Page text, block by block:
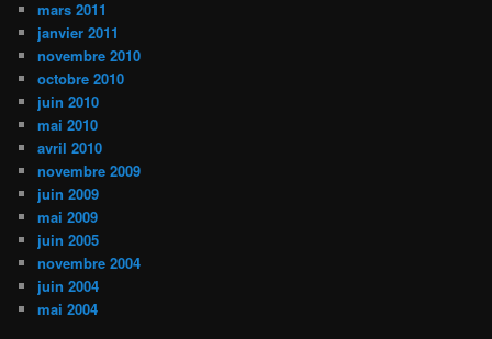
mars 2011
janvier 2011
novembre 2010
octobre 2010
juin 2010
mai 2010
avril 2010
novembre 2009
juin 2009
mai 2009
juin 2005
novembre 2004
juin 2004
mai 2004